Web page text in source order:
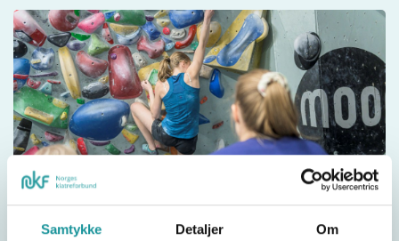
Samtykke Detaljer Om